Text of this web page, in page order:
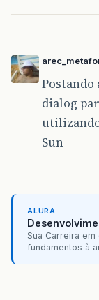
Postando
dialog
utilizando
Sun
ALURA
Sua Carreira
fundamentos à